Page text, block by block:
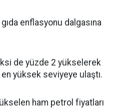
enflasyonu dalgasına
de yüzde 2 yükselerek
yüksek seviyeye ulaştı.
ham petrol fiyatları